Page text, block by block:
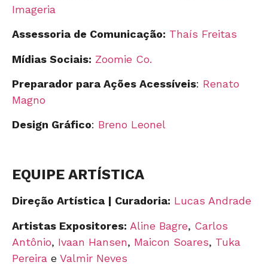
Imageria
Assessoria de Comunicação: Thaís Freitas
Mídias Sociais: Zoomie Co.
Preparador para Ações Acessíveis: Renato
Magno
Design Gráfico: Breno Leonel
EQUIPE ARTÍSTICA
Direção Artística | Curadoria: Lucas Andrade
Artistas Expositores: Aline Bagre, Carlos
Antônio, Ivaan Hansen, Maicon Soares, Tuka
Pereira e Valmir Neves